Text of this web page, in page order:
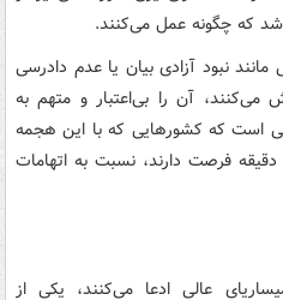
که چگونه عمل می‌کنند.
نبود آزادی بیان یا عدم دادرسی
می‌کنند، آن را بی‌اعتبار و متهم به
است که کشورهایی که با این هجمه
روبه‌رو می‌شوند، زمانی بین ۵ تا ۷ دقیقه فرصت دارند، نسبت به اتهامات
عالی ادعا می‌کنند، یکی از